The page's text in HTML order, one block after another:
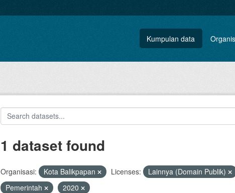
Kumpulan data
1 dataset found
Organisasi: Kota Balikpapan Licenses: Lainnya (Domain Publik)
Pemerintah
2020